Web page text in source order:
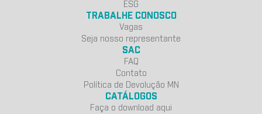
ESG
TRABALHE CONOSCO
Vagas
Seja nosso representante
SAC
FAQ
Contato
Política de Devolução MN
CATÁLOGOS
Faça o download aqui